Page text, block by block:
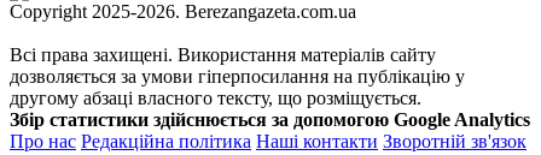
Copyright 2025-2026. Berezangazeta.com.ua
Всі права захищені. Використання матеріалів сайту
дозволяється за умови гіперпосилання на публікацію у
другому абзаці власного тексту, що розміщується.
Збір статистики здійснюється за допомогою Google Analytics
Про нас Редакційна політика Наші контакти Зворотній зв'язок